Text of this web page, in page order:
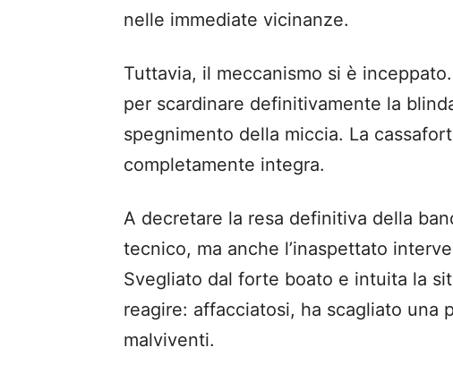
nelle immediate vicinanze.
Tuttavia, il meccanismo si è
per scardinare definitivamente la
spegnimento della miccia. La
completamente integra.
A decretare la resa definitiva della
tecnico, ma anche l’inaspettato
Svegliato dal forte boato e intuita la
reagire: affacciatosi, ha scagliato una
malviventi.